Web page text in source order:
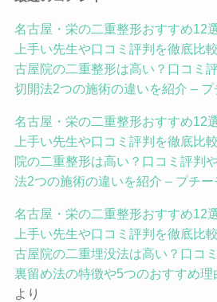
名古屋・栄の二重整形おすすめ12
上手い先生や口コミ評判を徹底比較
古屋院の二重整形は高い？口コミ
切開法2つの施術の違いを紹介 – プ
名古屋・栄の二重整形おすすめ12
上手い先生や口コミ評判を徹底比較
院の二重整形は高い？口コミ評判
法2つの施術の違いを紹介 – プチー
名古屋・栄の二重整形おすすめ12
上手い先生や口コミ評判を徹底比較
古屋院の二重埋没法は高い？口コ
裏留め法の特徴や5つのおすすめ
より